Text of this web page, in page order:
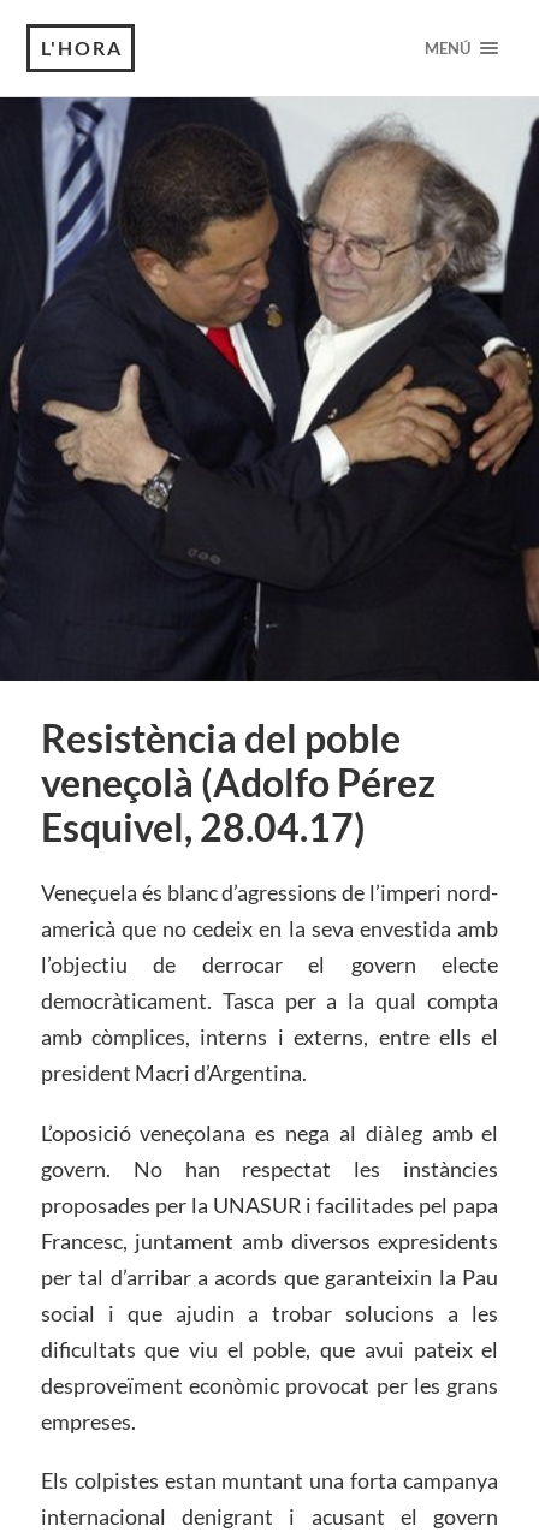
L'HORA MENÚ
Resistència del poble
veneçolà (Adolfo Pérez
Esquivel, 28.04.17)
Veneçuela és blanc d’agressions de l’imperi nord-
americà que no cedeix en la seva envestida amb
l’objectiu de derrocar el govern electe
democràticament. Tasca per a la qual compta
amb còmplices, interns i externs, entre ells el
president Macri d’Argentina.
L’oposició veneçolana es nega al diàleg amb el
govern. No han respectat les instàncies
proposades per la UNASUR i facilitades pel papa
Francesc, juntament amb diversos expresidents
per tal d’arribar a acords que garanteixin la Pau
social i que ajudin a trobar solucions a les
dificultats que viu el poble, que avui pateix el
desproveïment econòmic provocat per les grans
empreses.
Els colpistes estan muntant una forta campanya
internacional denigrant i acusant el govern